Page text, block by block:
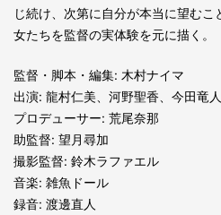
じ続け、次第に自分が本当に望む
女たちを監督の実体験を元に描く。
監督・脚本・編集: 木村ナイマ
出演: 龍村仁美、河野聖香、今田竜
プロデューサー: 荒尾奈那
助監督: 望月尋加
撮影監督: 鈴木ラファエル
音楽: 雑魚ドール
録音: 渡邊直人